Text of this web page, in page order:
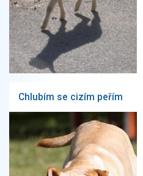
Chlubím se cizím peřím